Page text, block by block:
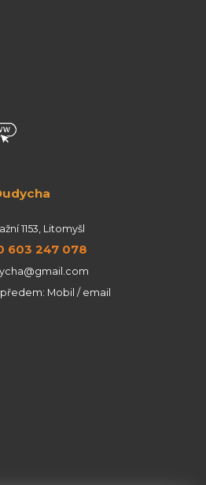
1153, Litomyšl
603 247 078
Mobil / email